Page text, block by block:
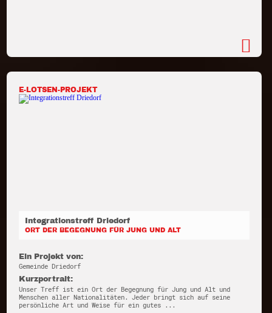
E-LOTSEN-PROJEKT
Integrationstreff Driedorf
ORT DER BEGEGNUNG FÜR JUNG UND ALT
Ein Projekt von:
Gemeinde Driedorf
Kurzportrait:
Unser Treff ist ein Ort der Begegnung für Jung und Alt und
Menschen aller Nationalitäten. Jeder bringt sich auf seine
persönliche Art und Weise für ein gutes ...